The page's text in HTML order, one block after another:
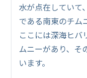
水が点在していて
である南東のチム
ここには深海ヒバ
ムニーがあり、そ
います。